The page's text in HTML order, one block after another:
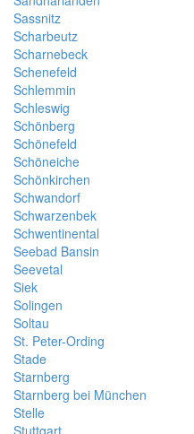
Sassnitz
Scharbeutz
Scharnebeck
Schenefeld
Schlemmin
Schleswig
Schönberg
Schönefeld
Schöneiche
Schönkirchen
Schwandorf
Schwarzenbek
Schwentinental
Seebad Bansin
Seevetal
Siek
Solingen
Soltau
St. Peter-Ording
Stade
Starnberg
Starnberg bei München
Stelle